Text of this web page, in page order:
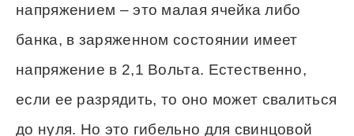
напряжением – это малая ячейка либо
банка, в заряженном состоянии имеет
напряжение в 2,1 Вольта. Естественно,
если ее разрядить, то оно может свалиться
до нуля. Но это гибельно для свинцовой